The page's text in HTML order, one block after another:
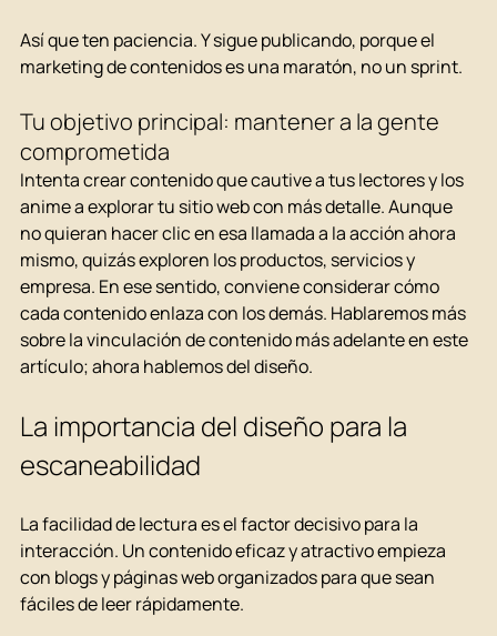
Así que ten paciencia. Y sigue publicando, porque el
marketing de contenidos es una maratón, no un sprint.
Tu objetivo principal: mantener a la gente
comprometida
Intenta crear contenido que cautive a tus lectores y los
anime a explorar tu sitio web con más detalle. Aunque
no quieran hacer clic en esa llamada a la acción ahora
mismo, quizás exploren los productos, servicios y
empresa. En ese sentido, conviene considerar cómo
cada contenido enlaza con los demás. Hablaremos más
sobre la vinculación de contenido más adelante en este
artículo; ahora hablemos del diseño.
La importancia del diseño para la
escaneabilidad
La facilidad de lectura es el factor decisivo para la
interacción. Un contenido eficaz y atractivo empieza
con blogs y páginas web organizados para que sean
fáciles de leer rápidamente.